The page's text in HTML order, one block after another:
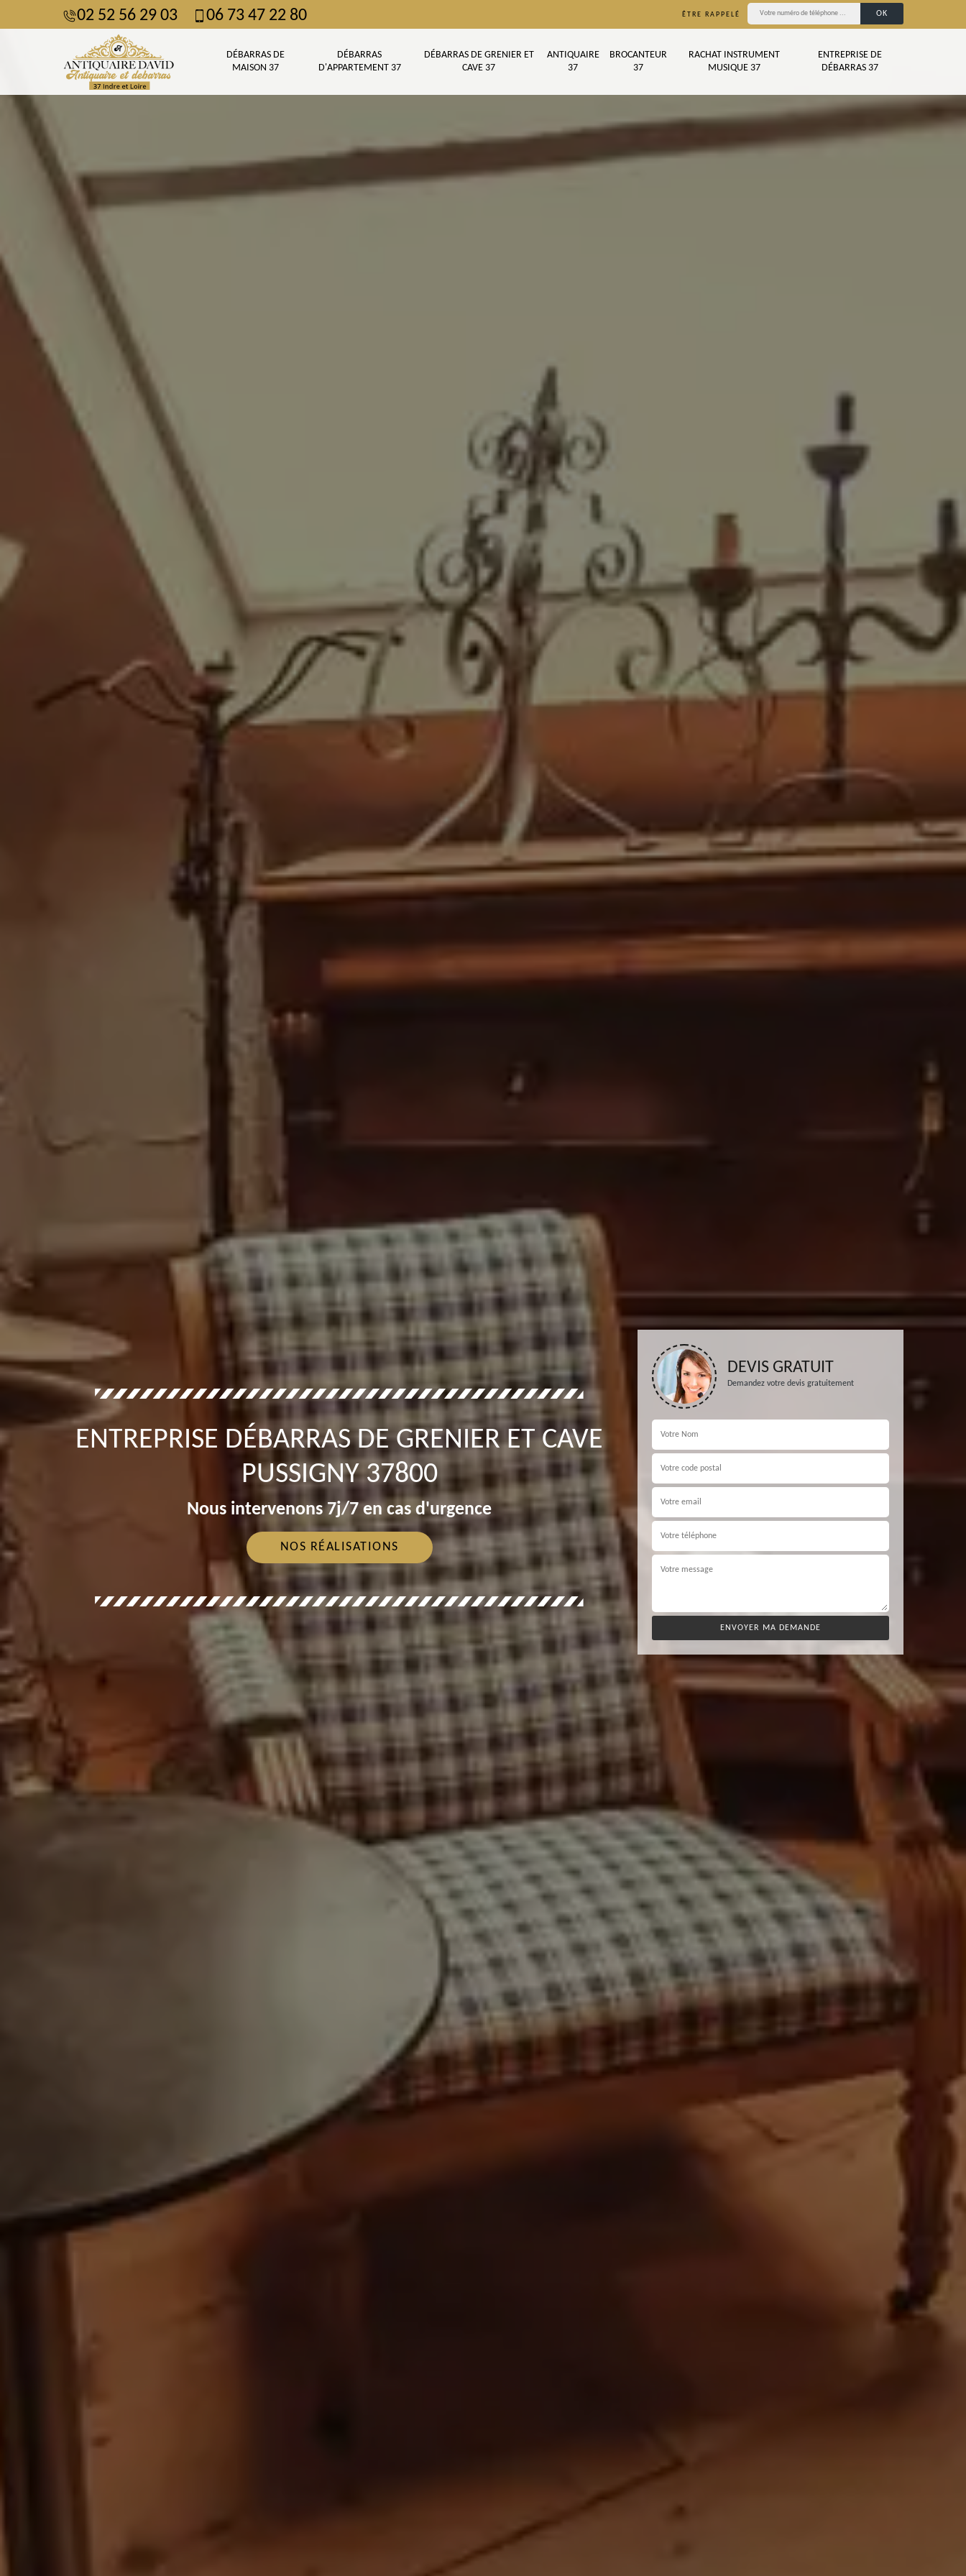
02 52 56 29 03 06 73 47 22 80 ÊTRE RAPPELÉ
DÉBARRAS DE
MAISON 37
DÉBARRAS
D'APPARTEMENT 37
DÉBARRAS DE GRENIER ET
CAVE 37
ANTIQUAIRE
37
BROCANTEUR
37
RACHAT INSTRUMENT
MUSIQUE 37
ENTREPRISE DE
DÉBARRAS 37
ENTREPRISE DÉBARRAS DE GRENIER ET CAVE
PUSSIGNY 37800
Nous intervenons 7j/7 en cas d'urgence
NOS RÉALISATIONS
DEVIS GRATUIT
Demandez votre devis gratuitement